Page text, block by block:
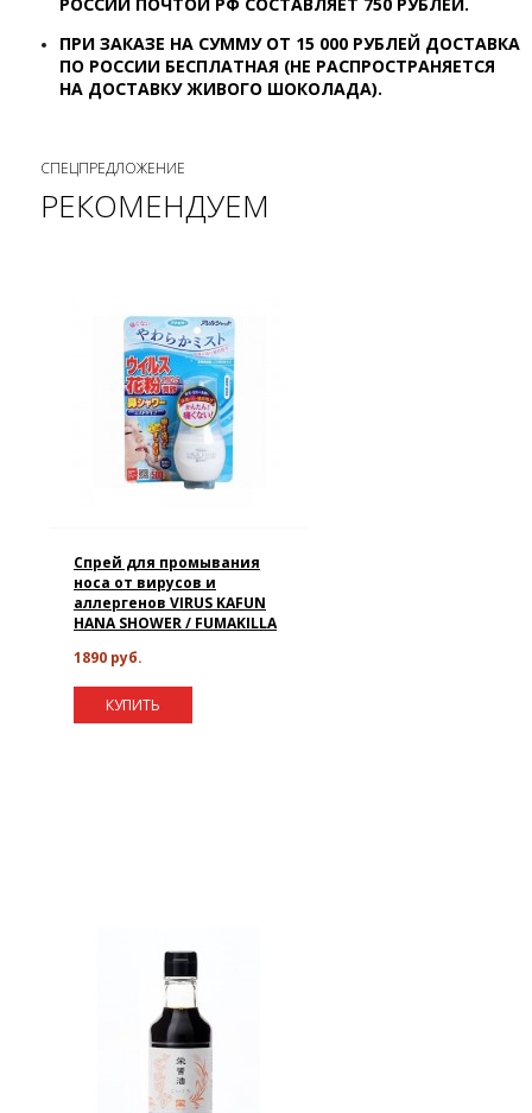
ПРИ ЗАКАЗЕ НА СУММУ ОТ 15 000 РУБЛЕЙ ДОСТАВКА
ПО РОССИИ БЕСПЛАТНАЯ (НЕ РАСПРОСТРАНЯЕТСЯ
НА ДОСТАВКУ ЖИВОГО ШОКОЛАДА).
СПЕЦПРЕДЛОЖЕНИЕ
РЕКОМЕНДУЕМ
Спрей для промывания
носа от вирусов и
аллергенов VIRUS KAFUN
HANA SHOWER / FUMAKILLA
1890 руб.
КУПИТЬ